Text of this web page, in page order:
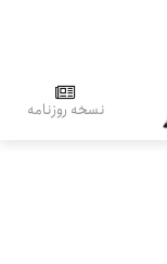
نسخه روزنامه